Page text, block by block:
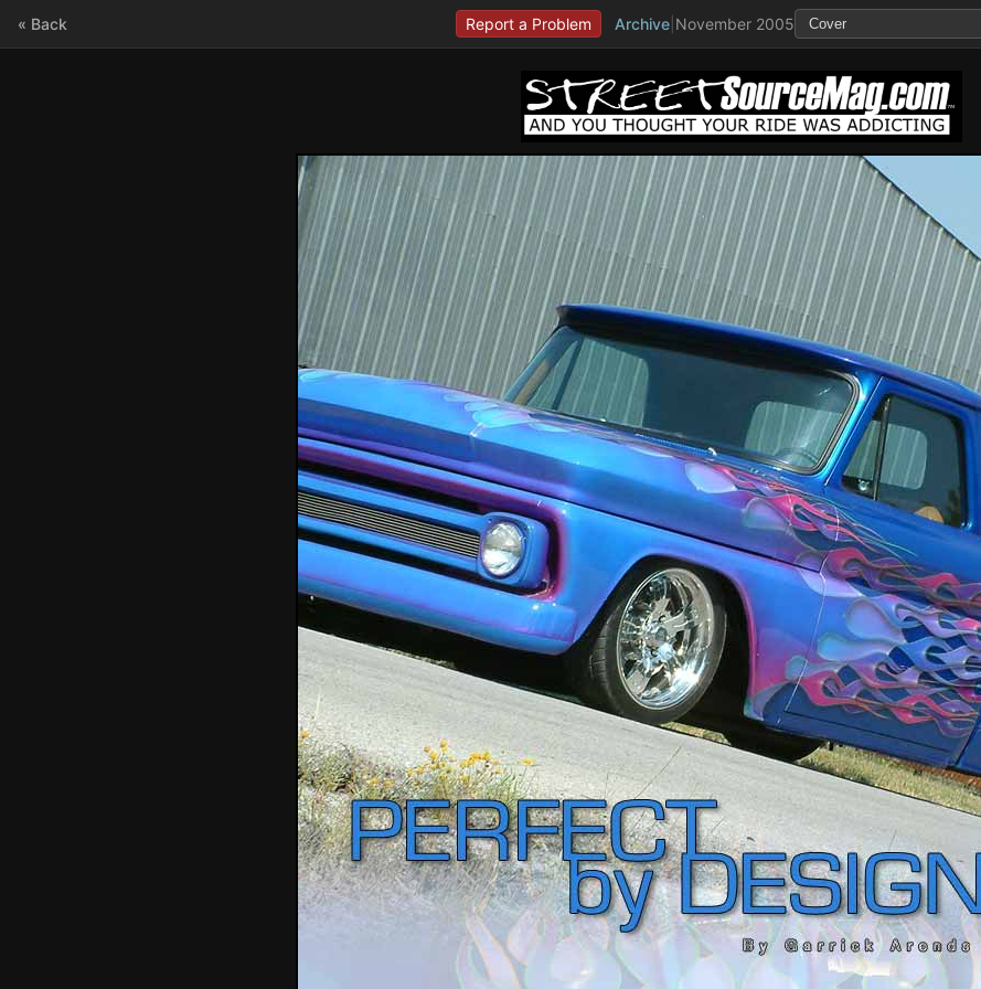
« Back Report a Problem Archive| November 2005